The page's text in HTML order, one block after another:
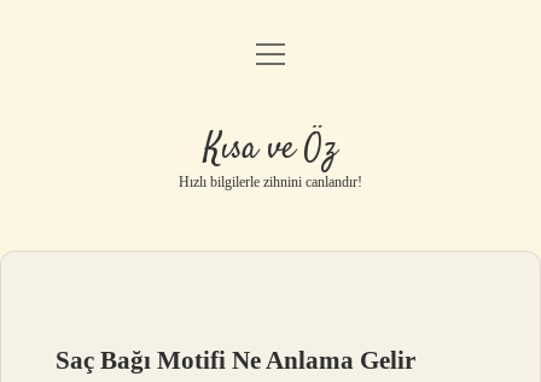
Anasayfa
Gizlilik Politikası
Yasal Uyarı
menüyü
Kısa ve Öz
Hızlı bilgilerle zihnini canlandır!
Saç Bağı Motifi Ne Anlama Gelir